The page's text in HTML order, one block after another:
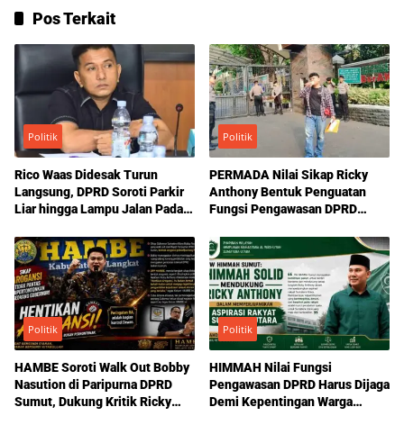
Pos Terkait
Politik
Rico Waas Didesak Turun
Langsung, DPRD Soroti Parkir
Liar hingga Lampu Jalan Padam
Politik
PERMADA Nilai Sikap Ricky
Anthony Bentuk Penguatan
Fungsi Pengawasan DPRD
Politik
HAMBE Soroti Walk Out Bobby
Nasution di Paripurna DPRD
Sumut, Dukung Kritik Ricky
Politik
HIMMAH Nilai Fungsi
Pengawasan DPRD Harus Dijaga
Demi Kepentingan Warga